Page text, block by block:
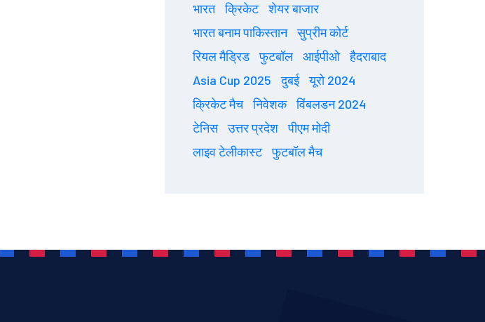
भारत क्रिकेट
शेयर बाजार
भारत बनाम पाकिस्तान
सुप्रीम कोर्ट
रियल मैड्रिड
फुटबॉल आईपीओ
हैदराबाद
Asia Cup 2025
दुबई
यूरो 2024
क्रिकेट मैच
निवेशक
विंबलडन 2024
टेनिस
उत्तर प्रदेश
पीएम मोदी
लाइव टेलीकास्ट
फुटबॉल मैच